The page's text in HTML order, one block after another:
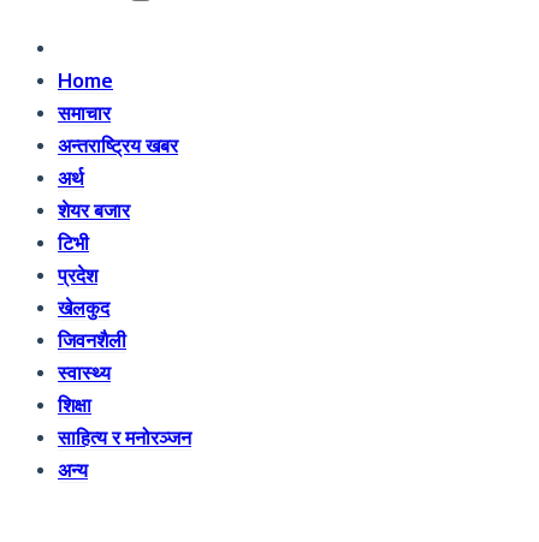
Home
समाचार
अन्तराष्ट्रिय खबर
अर्थ
शेयर बजार
टिभी
प्रदेश
खेलकुद
जिवनशैली
स्वास्थ्य
शिक्षा
साहित्य र मनोरञ्जन
अन्य